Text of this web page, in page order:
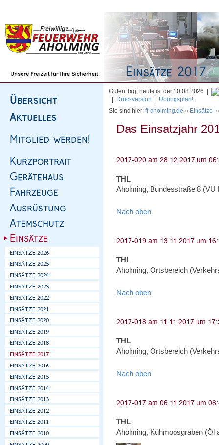
Guten Tag, heute ist der 10.08.2026 |
Druckversion
Übungsplan!
Sie sind hier: ff-aholming.de » Einsätze
Das Einsatzjahr
THL
Aholming, Bundesstraße 8
Nach oben
THL
Aholming, Ortsbereich
Nach oben
THL
Aholming, Ortsbereich
Nach oben
THL
Aholming, Kühmoosgraben (Öl